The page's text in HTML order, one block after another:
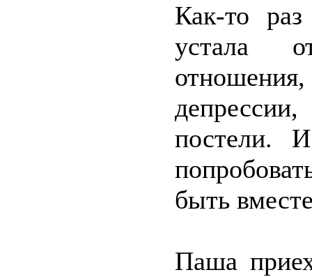
Как-то
устала
постели.
быть
Паша